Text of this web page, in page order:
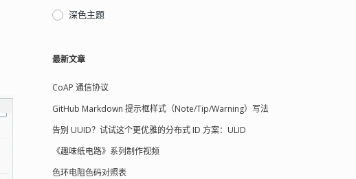
深色主题
最新文章
CoAP 通信协议
GitHub Markdown 提示框样式（Note/Tip/Warning）写法
告别 UUID？试试这个更优雅的分布式 ID 方案：ULID
《趣味纸电路》系列制作视频
色环电阻色码对照表